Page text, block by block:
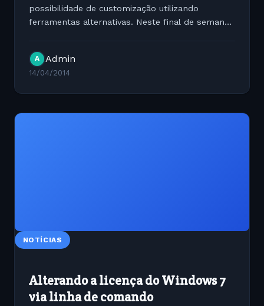
possibilidade de customização utilizando
ferramentas alternativas. Neste final de semana
Bom nestes...
A Admin
14/04/2014
NOTÍCIAS
Alterando a licença do Windows 7
via linha de comando